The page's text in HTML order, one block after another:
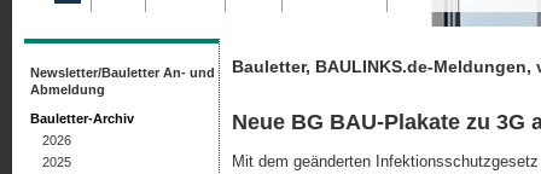
Bauletter, BAULINKS.de-Meldungen,
Neue BG BAU-Plakate zu
Mit dem geänderten
Newsletter/Bauletter An- und
Abmeldung
Bauletter-Archiv
2026
2025